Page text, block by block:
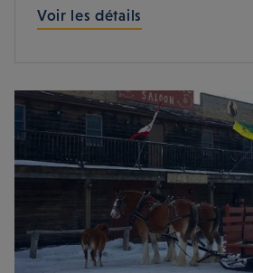
Nom de l'Hotel
Voir les détails